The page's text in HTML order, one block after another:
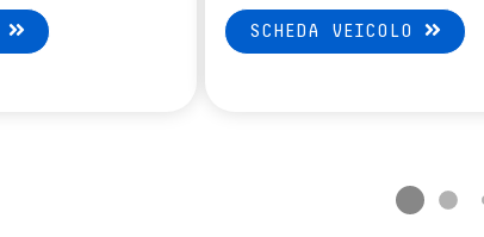
SCHEDA VEICOLO